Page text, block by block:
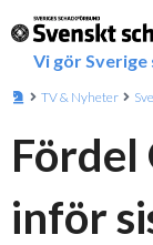
Vi gör
TV & Nyheter
Fördel
inför